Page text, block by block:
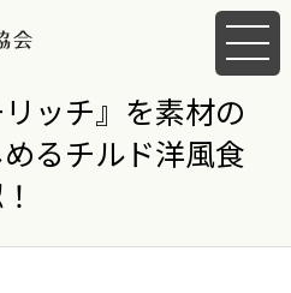
メ
ニ
ー
を
リッチ』を素材の
るチルド洋風食